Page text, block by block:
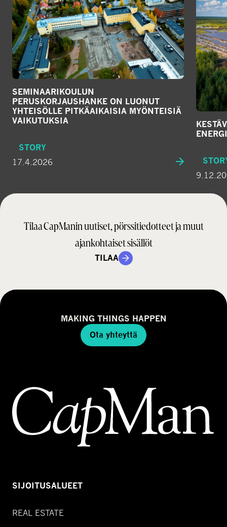
SEMINAARIKOULUN
PERUSKORJAUSHANKE ON LUONUT
YHTEISÖLLE PITKÄAIKAISIA MYÖNTEISIÄ
VAIKUTUKSIA
STORY
17.4.2026
Tilaa CapManin uutiset, pörssitiedotteet ja muut
ajankohtaiset sisällöt
TILAA
MAKING THINGS HAPPEN
Ota yhteyttä
SIJOITUSALUEET
REAL ESTATE